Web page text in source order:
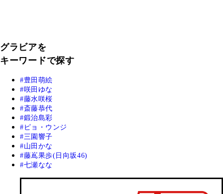
グラビアを
キーワードで探す
豊田萌絵
咲田ゆな
藤水咲桜
斎藤恭代
鍛治島彩
ピョ・ウンジ
三園響子
山田かな
藤嶌果歩(日向坂46)
七瀬なな